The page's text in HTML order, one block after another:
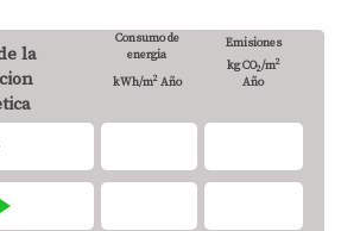
la
Consumo de
energia
kWh/m2Año
Emisiones
kg CO2/m2
Año